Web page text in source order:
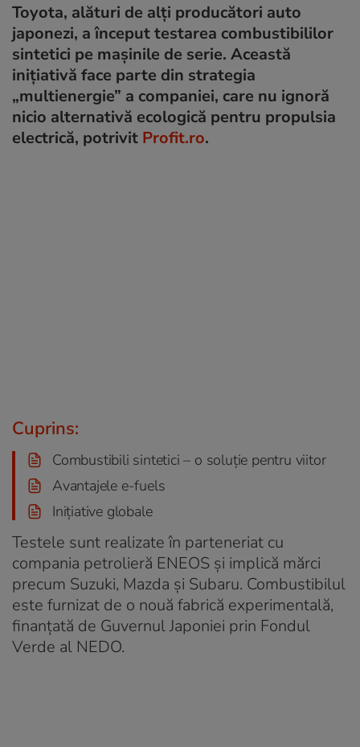
Toyota, alături de alți producători auto
japonezi, a început testarea combustibililor
sintetici pe mașinile de serie. Această
inițiativă face parte din strategia
„multienergie” a companiei, care nu ignoră
nicio alternativă ecologică pentru propulsia
electrică, potrivit Profit.ro.
Cuprins:
Combustibili sintetici – o soluție pentru viitor
Avantajele e-fuels
Inițiative globale
Testele sunt realizate în parteneriat cu
compania petrolieră ENEOS și implică mărci
precum Suzuki, Mazda și Subaru. Combustibilul
este furnizat de o nouă fabrică experimentală,
finanțată de Guvernul Japoniei prin Fondul
Verde al NEDO.